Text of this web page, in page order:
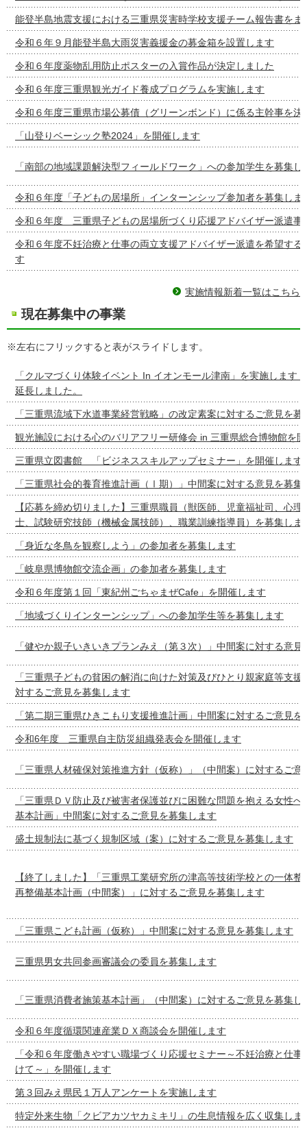
能登半島地震支援における三重県災害時学校支援チーム報告書をま
令和６年９月能登半島大雨災害義援金の募金箱を設置します
令和６年度薬物乱用防止ポスターの入賞作品が決定しました
令和６年度三重県観光ガイド養成プログラムを実施します
令和６年度三重県市場公募債（グリーンボンド）に係る主幹事を決
「山登りベーシック塾2024」を開催します
「南部の地域課題解決型フィールドワーク」への参加学生を募集し
令和６年度「子どもの居場所」インターンシップ参加者を募集しま
令和６年度 三重県子どもの居場所づくり応援アドバイザー派遣事
令和６年度不妊治療と仕事の両立支援アドバイザー派遣を希望する
す
実施情報新着一覧はこちら
現在募集中の事業
※左右にフリックすると表がスライドします。
「クルマづくり体験イベント In イオンモール津南」を実施しま
延長しました。
「三重県流域下水道事業経営戦略」の改定素案に対するご意見を募
観光施設における心のバリアフリー研修会 in 三重県総合博物館を
三重県立図書館 「ビジネススキルアップセミナー」を開催します
「三重県社会的養育推進計画（Ⅰ期）」中間案に対する意見を募集
【応募を締め切りました】三重県職員（獣医師、児童福祉司、心理
士、試験研究技師（機械金属技師）、職業訓練指導員）を募集しま
「身近な冬鳥を観察しよう」の参加者を募集します
「岐阜県博物館交流企画」の参加者を募集します
令和６年度第１回「東紀州ごちゃまぜCafe」を開催します
「地域づくりインターンシップ」への参加学生等を募集します
「健やか親子いきいきプランみえ（第３次）」中間案に対する意見
「三重県子どもの貧困の解消に向けた対策及びひとり親家庭等支
対するご意見を募集します
「第二期三重県ひきこもり支援推進計画」中間案に対するご意見を
令和6年度 三重県自主防災組織発表会を開催します
「三重県人材確保対策推進方針（仮称）」（中間案）に対するご
「三重県ＤＶ防止及び被害者保護並びに困難な問題を抱える女性
基本計画」中間案に対するご意見を募集します
盛土規制法に基づく規制区域（案）に対するご意見を募集します
【終了しました】「三重県工業研究所の津高等技術学校との一体
再整備基本計画（中間案）」に対するご意見を募集します
「三重県こども計画（仮称）」中間案に対する意見を募集します
三重県男女共同参画審議会の委員を募集します
「三重県消費者施策基本計画」（中間案）に対するご意見を募集し
令和６年度循環関連産業ＤＸ商談会を開催します
「令和６年度働きやすい職場づくり応援セミナー～不妊治療と仕
けて～」を開催します
第３回みえ県民１万人アンケートを実施します
特定外来生物「クビアカツヤカミキリ」の生息情報を広く収集しま